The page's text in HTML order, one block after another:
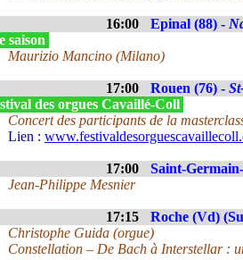
16:00 Epinal (88) -
saison
Maurizio Mancino (Milano)
17:00 Rouen (76) -
des orgues Cavaillé-Coll
Concert des participants de la
Lien :
17:00 Saint-
Jean-Philippe Mesnier
17:15 Roche (Vd)
Christophe Guida (orgue)
Constellation – De Bach à Interstellar :